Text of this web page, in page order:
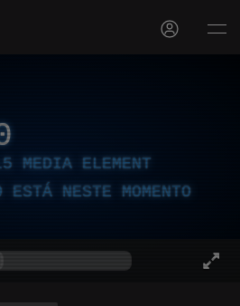
MEDIA ELEMENT
ESTÁ NESTE MOMENTO